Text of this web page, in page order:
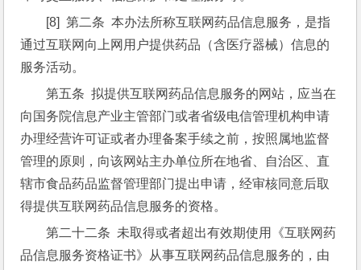
[8]  第二条  本办法所称互联网药品信息服务，是指
通过互联网向上网用户提供药品（含医疗器械）信息的
服务活动。
第五条  拟提供互联网药品信息服务的网站，应当在
向国务院信息产业主管部门或者省级电信管理机构申请
办理经营许可证或者办理备案手续之前，按照属地监督
管理的原则，向该网站主办单位所在地省、自治区、直
辖市食品药品监督管理部门提出申请，经审核同意后取
得提供互联网药品信息服务的资格。
第二十二条  未取得或者超出有效期使用《互联网药
品信息服务资格证书》从事互联网药品信息服务的，由